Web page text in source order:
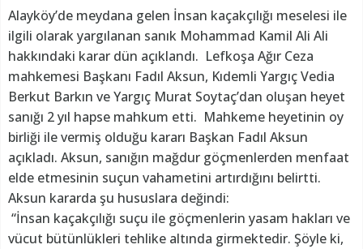
Alayköy’de meydana gelen İnsan kaçakçılığı meselesi ile
ilgili olarak yargılanan sanık Mohammad Kamil Ali Ali
hakkındaki karar dün açıklandı. Lefkoşa Ağır Ceza
mahkemesi Başkanı Fadıl Aksun, Kıdemli Yargıç Vedia
Berkut Barkın ve Yargıç Murat Soytaç’dan oluşan heyet
sanığı 2 yıl hapse mahkum etti. Mahkeme heyetinin oy
birliği ile vermiş olduğu kararı Başkan Fadıl Aksun
açıkladı. Aksun, sanığın mağdur göçmenlerden menfaat
elde etmesinin suçun vahametini artırdığını belirtti.
Aksun kararda şu hususlara değindi:
“İnsan kaçakçılığı suçu ile göçmenlerin yasam hakları ve
vücut bütünlükleri tehlike altında girmektedir. Şöyle ki,